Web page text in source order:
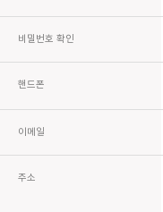
비밀번호 확인
핸드폰
이메일
주소